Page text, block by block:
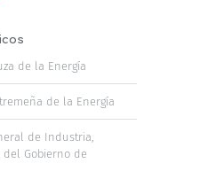
de la Energía
de la Energía
de Industria,
del Gobierno de